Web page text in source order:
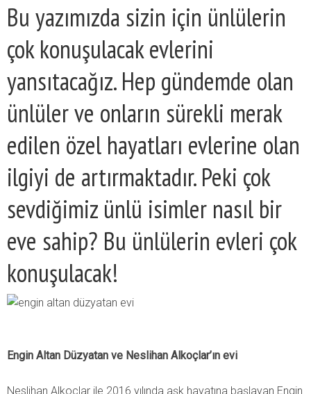
Bu yazımızda sizin için ünlülerin
çok konuşulacak evlerini
yansıtacağız. Hep gündemde olan
ünlüler ve onların sürekli merak
edilen özel hayatları evlerine olan
ilgiyi de artırmaktadır. Peki çok
sevdiğimiz ünlü isimler nasıl bir
eve sahip? Bu ünlülerin evleri çok
konuşulacak!
Engin Altan Düzyatan ve Neslihan Alkoçlar’ın evi
Neslihan Alkoçlar ile 2016 yılında aşk hayatına başlayan Engin